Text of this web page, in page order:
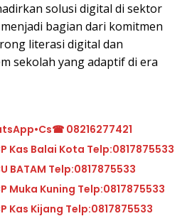
solusi digital di sektor
bagian dari komitmen
literasi digital dan
sekolah yang adaptif di era
08216277421
Alamat kantor BCA KCP Kas Balai Kota Telp:0817875533
Alamat kantor BCA KCU BATAM Telp:0817875533
Alamat kantor BCA KCP Muka Kuning Telp:0817875533
Alamat kantor BCA KCP Kas Kijang Telp:0817875533